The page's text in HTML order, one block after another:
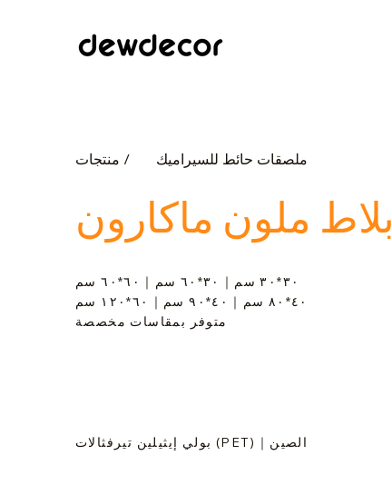
منتجات / ملصقات حائط للسيراميك
بلاط ملون ماكارون
٣٠*٣٠ سم｜٣٠*٦٠ سم｜٦٠*٦٠ سم
٤٠*٨٠ سم｜٤٠*٩٠ سم｜٦٠*١٢٠ سم
متوفر بمقاسات مخصصة
بولي إيثيلين تيرفثالات (PET)｜الصين